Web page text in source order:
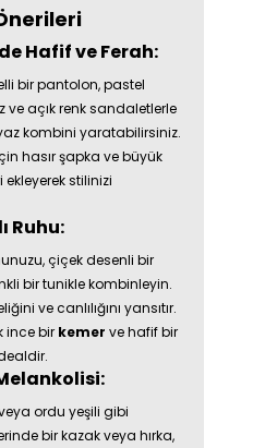
Hafif ve Ferah:
bir pantolon, pastel
ve açık renk sandaletlerle
kombini yaratabilirsiniz.
hasır şapka ve büyük
stilinizi
Ruhu:
çiçek desenli bir
bir tunikle kombinleyin.
ve canlılığını yansıtır.
ince bir kemer ve hafif bir
ordu yeşili gibi
bir kazak veya hırka,